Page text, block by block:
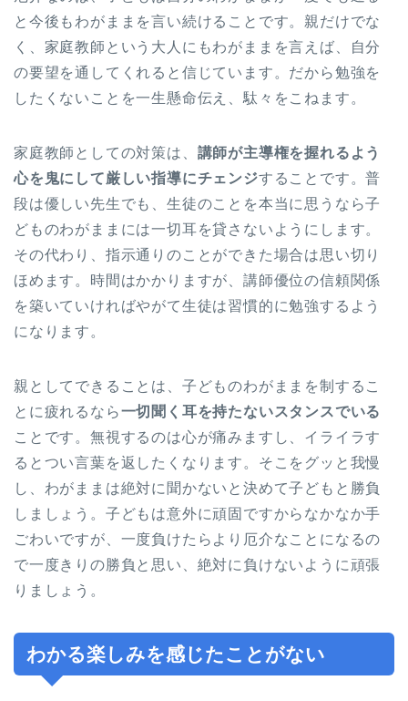
と今後もわがままを言い続けることです。親だけでな
く、家庭教師という大人にもわがままを言えば、自分
の要望を通してくれると信じています。だから勉強を
したくないことを一生懸命伝え、駄々をこねます。
家庭教師としての対策は、 講師が主導権を握れるよう
心を鬼にして厳しい指導にチェンジすることです。普
段は優しい先生でも、生徒のことを本当に思うなら子
どものわがままには一切耳を貸さないようにします。
その代わり、指示通りのことができた場合は思い切り
ほめます。時間はかかりますが、講師優位の信頼関係
を築いていければやがて生徒は習慣的に勉強するよう
になります。
親としてできることは、子どものわがままを制するこ
とに疲れるなら一切聞く耳を持たないスタンスでいる
ことです。無視するのは心が痛みますし、イライラす
るとつい言葉を返したくなります。そこをグッと我慢
し、わがままは絶対に聞かないと決めて子どもと勝負
しましょう。子どもは意外に頑固ですからなかなか手
ごわいですが、一度負けたらより厄介なことになるの
で一度きりの勝負と思い、絶対に負けないように頑張
りましょう。
わかる楽しみを感じたことがない